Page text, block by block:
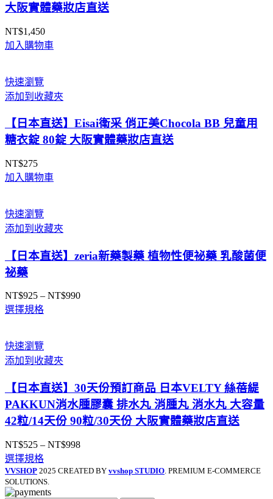
大阪實體藥妝店直送
NT$1,450
加入購物車
快速瀏覽
添加到收藏夾
【日本直送】Eisai衛采 俏正美Chocola BB 兒童用
糖衣錠 80錠 大阪實體藥妝店直送
NT$275
加入購物車
快速瀏覽
添加到收藏夾
【日本直送】zeria新藥製藥 植物性便祕藥 乳酸菌便
祕藥
NT$925 – NT$990價
選擇規格
快速瀏覽
添加到收藏夾
【日本直送】30天份預訂商品 日本VELTY 絲蓓緹
PAKKUN消水腫膠囊 排水丸 消腫丸 消水丸 大容量
42粒/14天份 90粒/30天份 大阪實體藥妝店直送
NT$525 – NT$998價
範
選擇規格
VVSHOP 2025 CREATED BY vvshop STUDIO . PREMIUM E-COMMERCE
SOLUTIONS.